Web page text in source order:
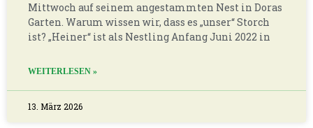
Mittwoch auf seinem angestammten Nest in Doras
Garten. Warum wissen wir, dass es „unser“ Storch
ist? „Heiner“ ist als Nestling Anfang Juni 2022 in
WEITERLESEN »
13. März 2026